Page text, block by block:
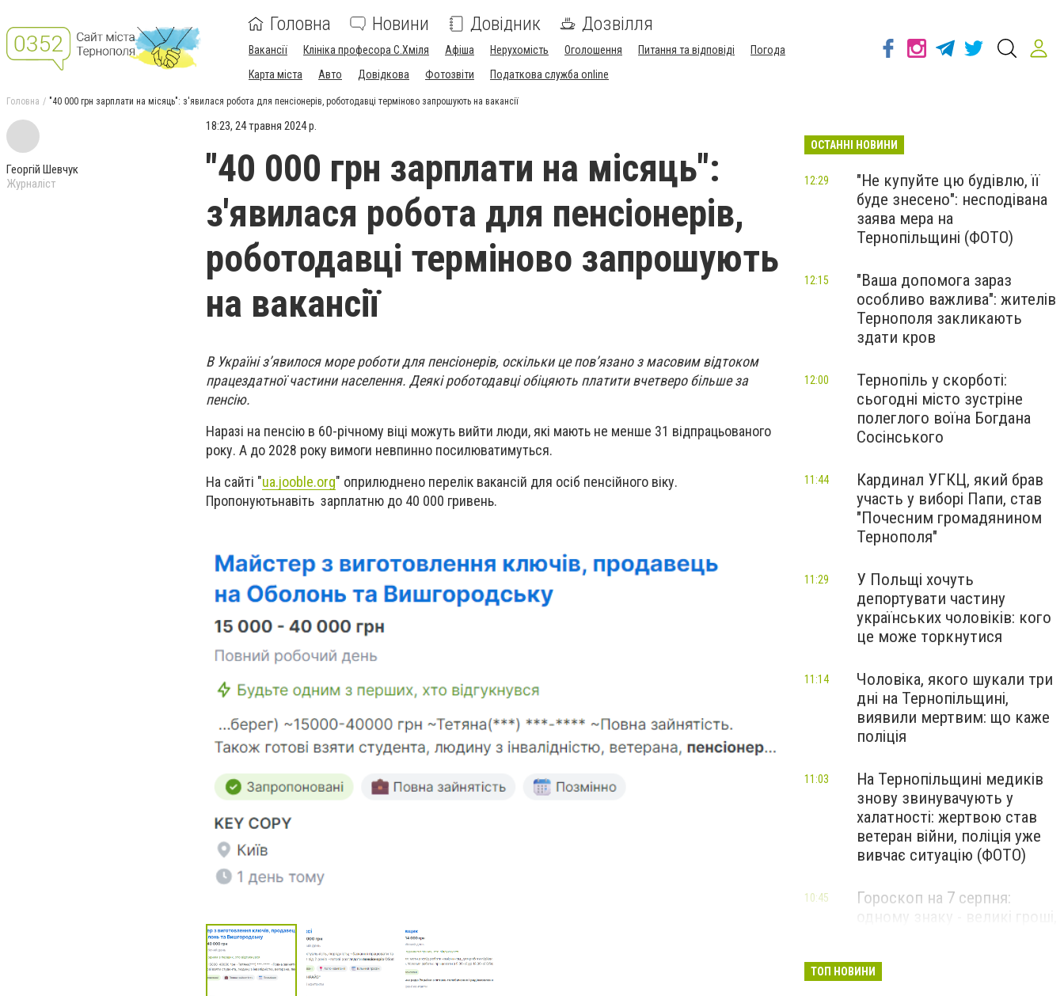
Головна Новини Довідник Дозвілля
Вакансії Клініка професора С.Хміля Афіша Нерухомість Оголошення Питання та відповіді
Погода
Карта міста
Авто Довідкова Фотозвіти Податкова служба online
Головна "40 000 грн зарплати на місяць": з'явилася робота для пенсіонерів, роботодавці терміново запрошують на вакансії
Георгій Шевчук
Журналіст
18:23, 24 травня 2024 р.
"40 000 грн зарплати на місяць":
з'явилася робота для пенсіонерів,
роботодавці терміново запрошують
на вакансії
В Україні з’явилося море роботи для пенсіонерів, оскільки це пов’язано з масовим відтоком
працездатної частини населення. Деякі роботодавці обіцяють платити вчетверо більше за
пенсію.
Наразі на пенсію в 60-річному віці можуть вийти люди, які мають не менше 31 відпрацьованого
року. А до 2028 року вимоги невпинно посилюватимуться.
На сайті "ua.jooble.org" оприлюднено перелік вакансій для осіб пенсійного віку.
Пропонуютьнавіть зарплатню до 40 000 гривень.
ОСТАННІ НОВИНИ
"Не купуйте цю будівлю, її
буде знесено": несподівана
заява мера на
Тернопільщині (ФОТО)
12:29
"Ваша допомога зараз
особливо важлива": жителів
Тернополя закликають
здати кров
12:15
Тернопіль у скорботі:
сьогодні місто зустріне
полеглого воїна Богдана
Сосінського
12:00
Кардинал УГКЦ, який брав
участь у виборі Папи, став
"Почесним громадянином
Тернополя"
11:44
У Польщі хочуть
депортувати частину
українських чоловіків: кого
це може торкнутися
11:29
Чоловіка, якого шукали три
дні на Тернопільщині,
виявили мертвим: що каже
поліція
11:14
На Тернопільщині медиків
знову звинувачують у
халатності: жертвою став
ветеран війни, поліція уже
вивчає ситуацію (ФОТО)
11:03
Гороскоп на 7 серпня:
10:45
ТОП НОВИНИ